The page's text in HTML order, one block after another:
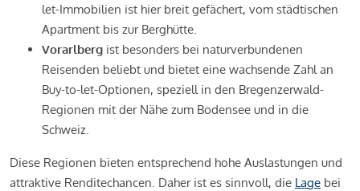
let-Immobilien ist hier breit gefächert, vom städtischen
Apartment bis zur Berghütte.
Vorarlberg ist besonders bei naturverbundenen
Reisenden beliebt und bietet eine wachsende Zahl an
Buy-to-let-Optionen, speziell in den Bregenzerwald-
Regionen mit der Nähe zum Bodensee und in die
Schweiz.
Diese Regionen bieten entsprechend hohe Auslastungen und
attraktive Renditechancen. Daher ist es sinnvoll, die Lage bei